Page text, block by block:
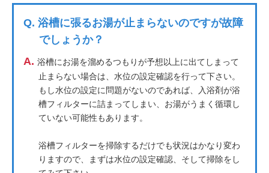
Q. 浴槽に張るお湯が止まらないのですが故障
でしょうか？
A. 浴槽にお湯を溜めるつもりが予想以上に出てしまって
止まらない場合は、水位の設定確認を行って下さい。
もし水位の設定に問題がないのであれば、入浴剤が浴
槽フィルターに詰まってしまい、お湯がうまく循環し
ていない可能性もあります。
浴槽フィルターを掃除するだけでも状況はかなり変わ
りますので、まずは水位の設定確認、そして掃除をし